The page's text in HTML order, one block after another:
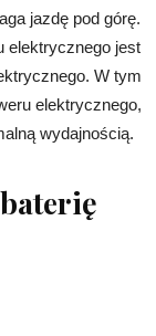
jazdę pod górę.
elektrycznego jest
W tym
elektrycznego,
wydajnością.